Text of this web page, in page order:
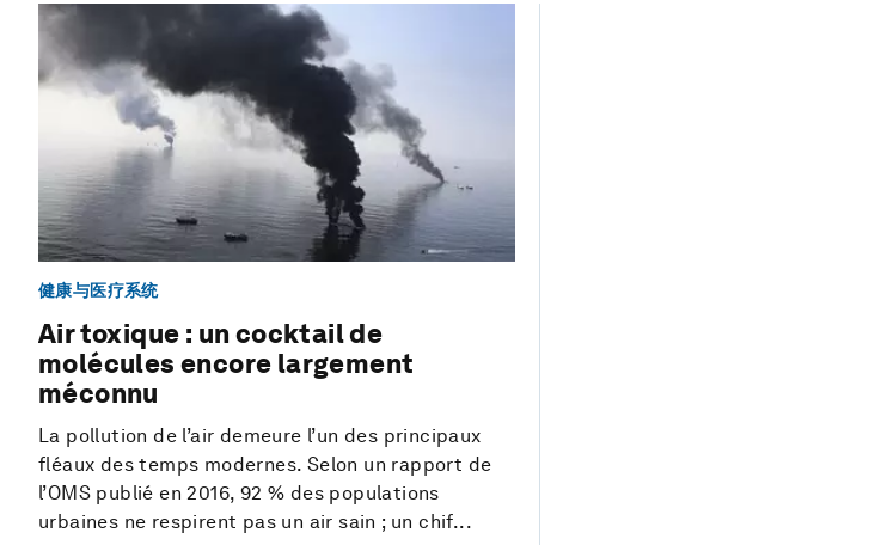
健康与医疗系统
Air toxique : un cocktail de
molécules encore largement
méconnu
La pollution de l’air demeure l’un des principaux
fléaux des temps modernes. Selon un rapport de
l’OMS publié en 2016, 92 % des populations
urbaines ne respirent pas un air sain ; un chif...